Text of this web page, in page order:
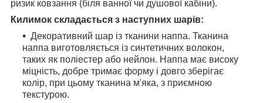
ризик ковзання (біля ванної чи душової кабіни).
Килимок складається з наступних шарів:
Декоративний шар із тканини наппа. Тканина
наппа виготовляється із синтетичних волокон,
таких як поліестер або нейлон. Наппа має високу
міцність, добре тримає форму і довго зберігає
колір, при цьому тканина м'яка, з приємною
текстурою.